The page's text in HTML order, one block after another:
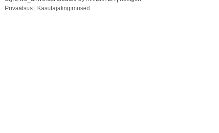
Privaatsus
Kasutajatingimused